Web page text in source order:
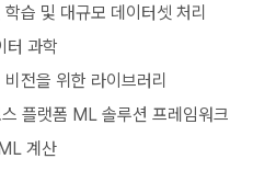
학습 및 대규모 데이터셋 처리
터 과학
전을 위한 라이브러리
플랫폼 ML 솔루션 프레임워크
계산